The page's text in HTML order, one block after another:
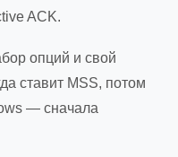
ACK.
опций и свой
ставит MSS, потом
— сначала